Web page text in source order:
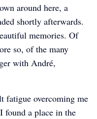
around here, a
shortly afterwards.
memories. Of
so, of the many
with André,
fatigue overcoming me
found a place in the